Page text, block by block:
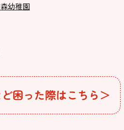
幼稚園